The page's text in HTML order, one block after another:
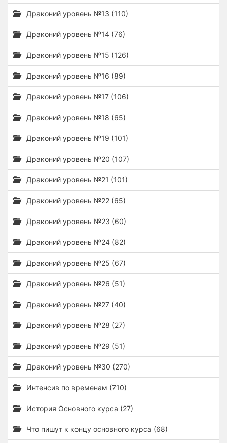
Драконий уровень №13 (110)
Драконий уровень №14 (76)
Драконий уровень №15 (126)
Драконий уровень №16 (89)
Драконий уровень №17 (106)
Драконий уровень №18 (65)
Драконий уровень №19 (101)
Драконий уровень №20 (107)
Драконий уровень №21 (101)
Драконий уровень №22 (65)
Драконий уровень №23 (60)
Драконий уровень №24 (82)
Драконий уровень №25 (67)
Драконий уровень №26 (51)
Драконий уровень №27 (40)
Драконий уровень №28 (27)
Драконий уровень №29 (51)
Драконий уровень №30 (270)
Интенсив по временам (710)
История Основного курса (27)
Что пишут к концу основного курса (68)